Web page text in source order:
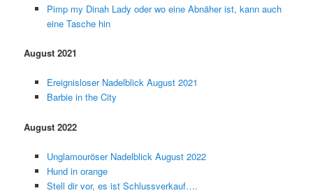
Pimp my Dinah Lady oder wo eine Abnäher ist, kann auch
eine Tasche hin
August 2021
Ereignisloser Nadelblick August 2021
Barbie in the City
August 2022
Unglamouröser Nadelblick August 2022
Hund in orange
Stell dir vor, es ist Schlussverkauf….